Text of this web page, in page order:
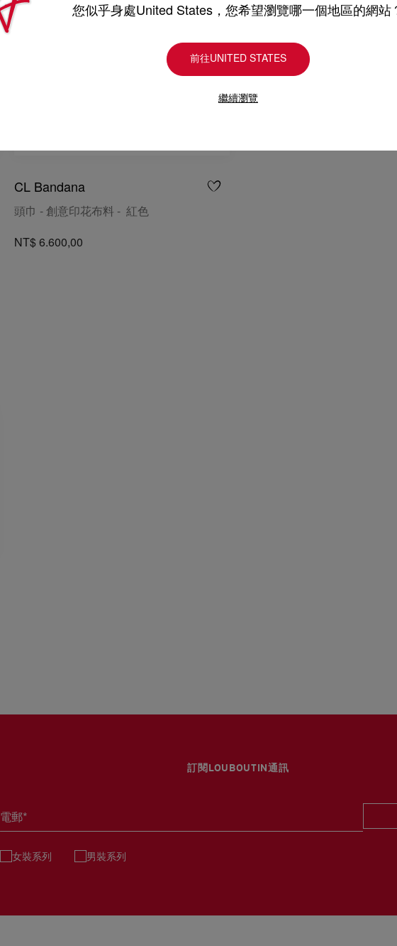
CL Bandana
頭巾 - 創意印花布料 - 紅色
NT$ 6.600,00
訂閱LOUBOUTIN通訊
電郵*
女裝系列 男裝系列
您似乎身處United States，您希望瀏覽哪一個地區的網站
前往UNITED STATES
繼續瀏覽